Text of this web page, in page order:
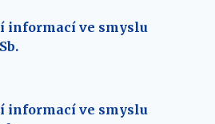
informací ve smyslu
informací ve smyslu